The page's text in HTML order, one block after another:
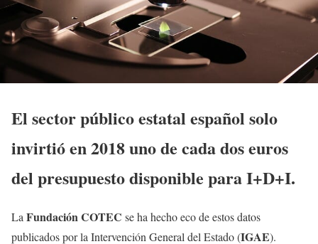
El sector público estatal español solo
invirtió en 2018 uno de cada dos euros
del presupuesto disponible para I+D+I.
La Fundación COTEC se ha hecho eco de estos datos
publicados por la Intervención General del Estado (IGAE).